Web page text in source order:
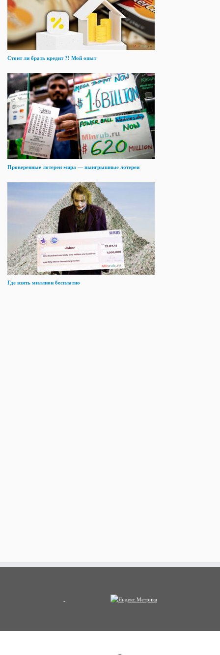
Стоит ли брать кредит ?! Мой опыт
Проверенные лотереи мира — выигрышные лотереи
Где взять миллион бесплатно